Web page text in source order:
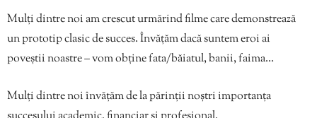
Mulți dintre noi am crescut urmărind filme care demonstrează
un prototip clasic de succes. Învățăm dacă suntem eroi ai
poveștii noastre – vom obține fata/băiatul, banii, faima…
Mulți dintre noi învățăm de la părinții noștri importanța